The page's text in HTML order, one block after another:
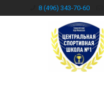
8 (496) 343-70-60